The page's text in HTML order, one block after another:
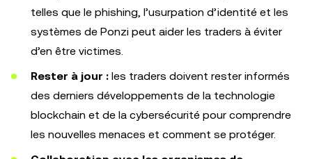
telles que le phishing, l’usurpation d’identité et les
systèmes de Ponzi peut aider les traders à éviter
d’en être victimes.
Rester à jour : les traders doivent rester informés
des derniers développements de la technologie
blockchain et de la cybersécurité pour comprendre
les nouvelles menaces et comment se protéger.